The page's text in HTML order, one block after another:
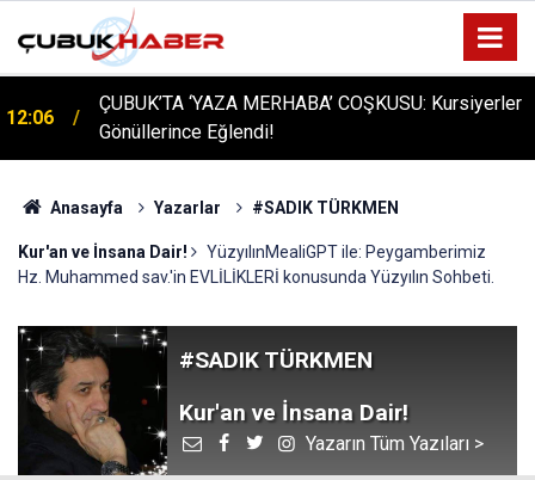
12:06
ÇUBUK’TA ‘YAZA MERHABA’ COŞKUSU: Kursiyerler
Gönüllerince Eğlendi!
Anasayfa Yazarlar #SADIK TÜRKMEN
Kur'an ve İnsana Dair!
YüzyılınMealiGPT ile: Peygamberimiz
Hz. Muhammed sav.'in EVLİLİKLERİ konusunda Yüzyılın Sohbeti.
#SADIK TÜRKMEN
Kur'an ve İnsana Dair!
Yazarın Tüm Yazıları >